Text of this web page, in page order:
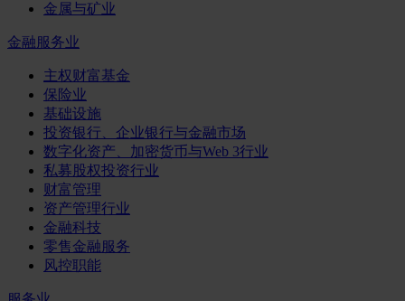
金属与矿业
金融服务业
主权财富基金
保险业
基础设施
投资银行、企业银行与金融市场
数字化资产、加密货币与Web 3行业
私募股权投资行业
财富管理
资产管理行业
金融科技
零售金融服务
风控职能